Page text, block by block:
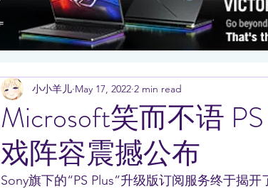
Microsoft笑而不语
戏阵容震撼公布
小小羊儿 May 17, 2022 2 min read
Sony旗下的“PS Plus”升级版订阅服务终于揭